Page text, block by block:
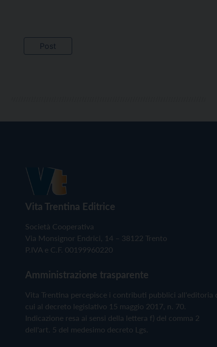
Vita Trentina Editrice
Società Cooperativa
Via Monsignor Endrici, 14 – 38122 Trento
P.IVA e C.F. 00199960220
Amministrazione trasparente
Vita Trentina percepisce i contributi pubblici all'editoria
cui al decreto legislativo 15 maggio 2017, n. 70.
Indicazione resa ai sensi della lettera f) del comma 2
dell'art. 5 del medesimo decreto Lgs.